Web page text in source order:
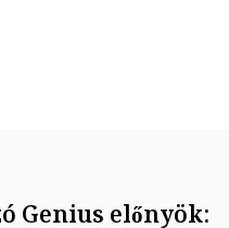
Genius előnyök: